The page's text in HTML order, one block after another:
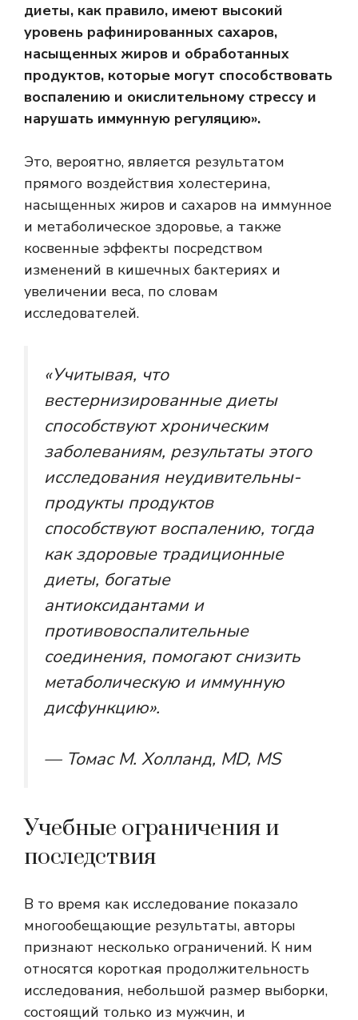
диеты, как правило, имеют высокий
уровень рафинированных сахаров,
насыщенных жиров и обработанных
продуктов, которые могут способствовать
воспалению и окислительному стрессу и
нарушать иммунную регуляцию».
Это, вероятно, является результатом
прямого воздействия холестерина,
насыщенных жиров и сахаров на иммунное
и метаболическое здоровье, а также
косвенные эффекты посредством
изменений в кишечных бактериях и
увеличении веса, по словам
исследователей.
«Учитывая, что
вестернизированные диеты
способствуют хроническим
заболеваниям, результаты этого
исследования неудивительны-
продукты продуктов
способствуют воспалению, тогда
как здоровые традиционные
диеты, богатые
антиоксидантами и
противовоспалительные
соединения, помогают снизить
метаболическую и иммунную
дисфункцию».
— Томас М. Холланд, MD, MS
Учебные ограничения и
последствия
В то время как исследование показало
многообещающие результаты, авторы
признают несколько ограничений. К ним
относятся короткая продолжительность
исследования, небольшой размер выборки,
состоящий только из мужчин, и